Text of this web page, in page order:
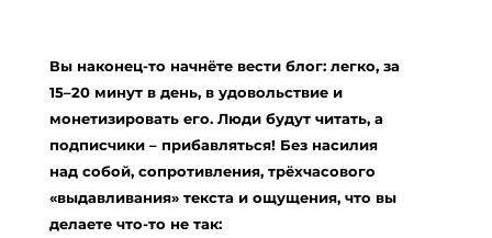
สล็อตเว็บตรง:
10.01.2024 в 05:18
[…] Info to that Topic: eharitonova.ru/vernyj-
sposob-kak-vyjti-iz-tupika/ […]
Ответить
Вы наконец-то начнёте вести блог: легко, за
15–20 минут в день, в удовольствие и
монетизировать его. Люди будут читать, а
подписчики – прибавляться! Без насилия
над собой, сопротивления, трёхчасового
«выдавливания» текста и ощущения, что вы
делаете что-то не так: